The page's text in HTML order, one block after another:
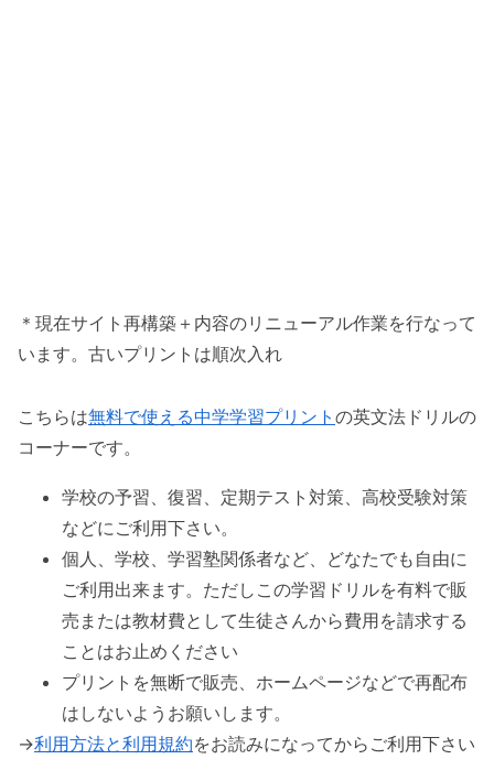
＊現在サイト再構築＋内容のリニューアル作業を行なって
います。古いプリントは順次入れ
こちらは無料で使える中学学習プリント の英文法ドリルの
コーナーです。
学校の予習、復習、定期テスト対策、高校受験対策
などにご利用下さい。
個人、学校、学習塾関係者など、どなたでも自由に
ご利用出来ます。ただしこの学習ドリルを有料で販
売または教材費として生徒さんから費用を請求する
ことはお止めください
プリントを無断で販売、ホームページなどで再配布
はしないようお願いします。
→利用方法と利用規約をお読みになってからご利用下さい